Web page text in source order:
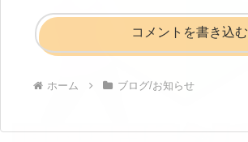
コメントを書き込む
ホーム ブログ/お知らせ